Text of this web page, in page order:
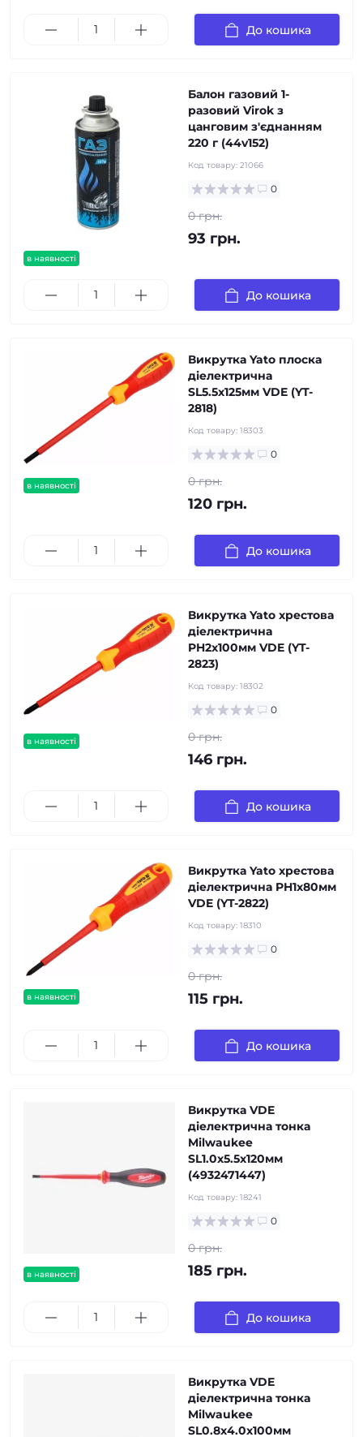
До кошика
в наявності
Балон газовий 1-
разовий Virok з
цанговим з'єднанням
220 г (44v152)
Код товару: 21066
0
0 грн.
93 грн.
До кошика
в наявності
Викрутка Yato плоска
діелектрична
SL5.5х125мм VDE (YT-
2818)
Код товару: 18303
0
0 грн.
120 грн.
До кошика
в наявності
Викрутка Yato хрестова
діелектрична
PH2х100мм VDE (YT-
2823)
Код товару: 18302
0
0 грн.
146 грн.
До кошика
в наявності
Викрутка Yato хрестова
діелектрична PH1х80мм
VDE (YT-2822)
Код товару: 18310
0
0 грн.
115 грн.
До кошика
в наявності
Викрутка VDE
діелектрична тонка
Milwaukee
SL1.0х5.5х120мм
(4932471447)
Код товару: 18241
0
0 грн.
185 грн.
До кошика
Викрутка VDE
діелектрична тонка
Milwaukee
SL0.8х4.0х100мм